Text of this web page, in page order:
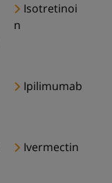
Isotretinoi
n
Ipilimumab
Ivermectin